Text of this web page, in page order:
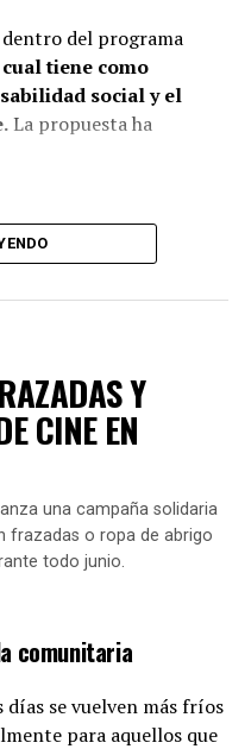
explorarán los
autistas para
menudo no los
una inscripción
al lugar. Este
ejemplo de
del programa
tiene como
social y el
La propuesta ha
la cultura argentina, es
y espuma
celebra en colegios
y universidades.
todos los estratos
Y
CINE EN
una campaña solidaria
frazadas o ropa de abrigo
todo junio.
comunitaria
se vuelven más fríos
para aquellos que